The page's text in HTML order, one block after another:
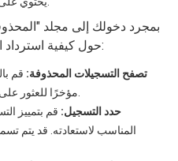
بمجرد دخولك إلى مجلد
حول كيفية استرداد التسجيلات التلفزيونية المحذوفة:
تصفح التسجيلات المحذوفة: قم
حدد التسجيل: قم بتمييز
المناسب لاستعادته. قد يتم